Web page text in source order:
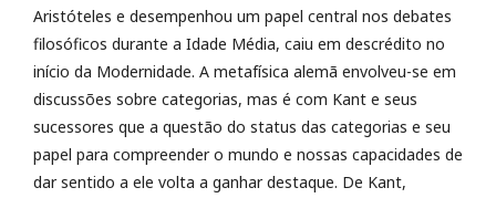
Aristóteles e desempenhou um papel central nos debates
filosóficos durante a Idade Média, caiu em descrédito no
início da Modernidade. A metafísica alemã envolveu-se em
discussões sobre categorias, mas é com Kant e seus
sucessores que a questão do status das categorias e seu
papel para compreender o mundo e nossas capacidades de
dar sentido a ele volta a ganhar destaque. De Kant,